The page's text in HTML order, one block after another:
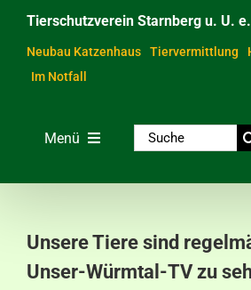
Inhalt
springen
Tierschutzverein Starnberg u. U. e.
Neubau Katzenhaus Tiervermittlung
Im Notfall
Menü
Suche
nach:
Unsere Tiere sind
Unser-Würmtal-TV zu